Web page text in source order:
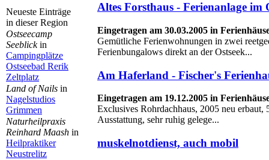
Neueste Einträge
in dieser Region
Ostseecamp
Seeblickin
Campingplätze
Ostseebad Rerik
Zeltplatz
Land of Nails in
Nagelstudios
Grimmen
Naturheilpraxis
Reinhard Maash in
Heilpraktiker
Neustrelitz
Altes Forsthaus - Ferienanlage im
Eingetragen am 30.03.2005 in
Gemütliche Ferienwohnungen in zwei
Ferienbungalows direkt an der Ostseek...
Am Haferland - Fischer's
Eingetragen am 19.12.2005 in
Exclusives Rohrdachhaus, 2005 neu
Ausstattung, sehr ruhig gelege...
muskelnotdienst, auch mobil